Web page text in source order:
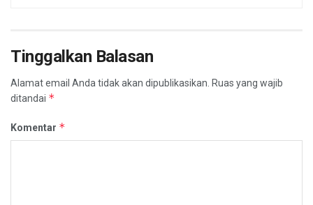
Tinggalkan Balasan
Alamat email Anda tidak akan dipublikasikan. Ruas yang wajib
ditandai *
Komentar *